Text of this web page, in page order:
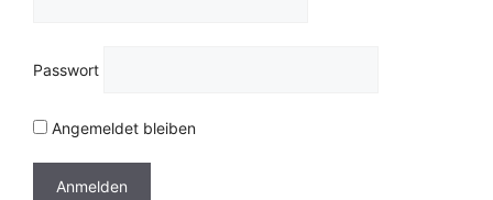
Passwort
Angemeldet bleiben